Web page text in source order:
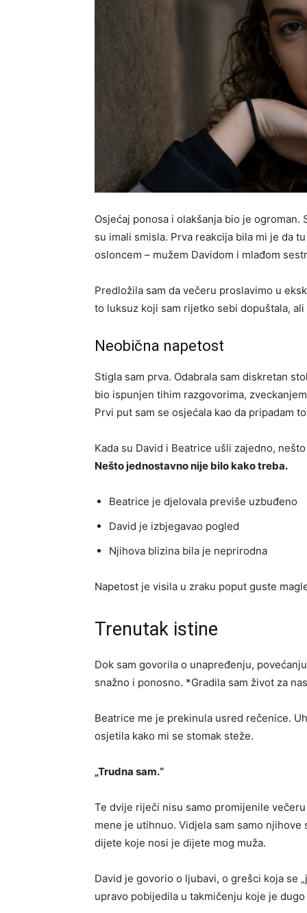
Osjećaj ponosa i olakšanja bio je
su imali smisla. Prva reakcija bila mi je da
osloncem – mužem Davidom i mlađom
Predložila sam da večeru proslavimo u
to luksuz koji sam rijetko sebi dopuštala,
Neobična napetost
Stigla sam prva. Odabrala sam diskretan
bio ispunjen tihim razgovorima,
Prvi put sam se osjećala kao da pripadam
Kada su David i Beatrice ušli zajedno,
Nešto jednostavno nije bilo kako treba.
Beatrice je djelovala previše uzbuđeno
David je izbjegavao pogled
Njihova blizina bila je neprirodna
Napetost je visila u zraku poput guste
Trenutak istine
Dok sam govorila o unapređenju,
snažno i ponosno. *Gradila sam život za
Beatrice me je prekinula usred rečenice.
osjetila kako mi se stomak steže.
„Trudna sam.“
Te dvije riječi nisu samo promijenile
mene je utihnuo. Vidjela sam samo
dijete koje nosi je dijete mog muža.
David je govorio o ljubavi, o grešci koja se
upravo pobijedila u takmičenju koje je